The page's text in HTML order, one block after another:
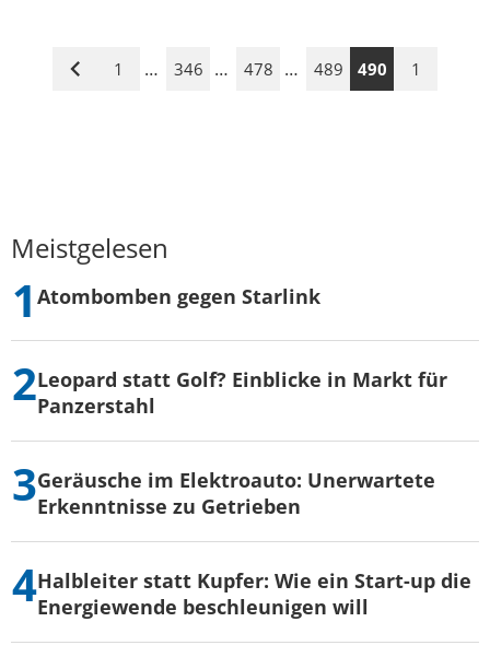
Vorige
1 … 346 … 478 … 489 490 1
Meistgelesen
Atombomben gegen Starlink
Leopard statt Golf? Einblicke in Markt für
Panzerstahl
Geräusche im Elektroauto: Unerwartete
Erkenntnisse zu Getrieben
Halbleiter statt Kupfer: Wie ein Start-up die
Energiewende beschleunigen will